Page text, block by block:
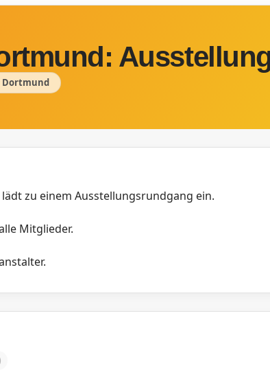
Dortmund
zu einem Ausstellungsrundgang ein.
Mitglieder.